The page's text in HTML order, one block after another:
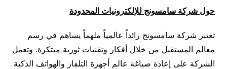
حول شركة سامسونج للإلكترونيات المحدودة
تعتبر شركة سامسونج رائداً عالمياً ملهماً يساهم في رسم
معالم المستقبل من خلال أفكار وتقنيات ثورية مبتكرة. وتعمل
الشركة على إعادة صياغة عالم أجهزة التلفاز والهواتف الذكية